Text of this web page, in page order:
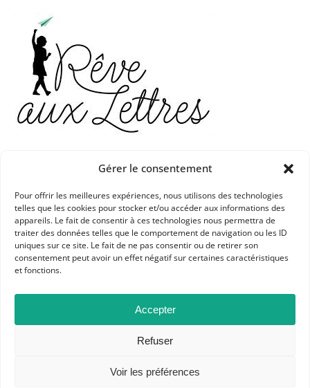
Gérer le consentement
Pour offrir les meilleures expériences, nous utilisons des technologies
telles que les cookies pour stocker et/ou accéder aux informations des
appareils. Le fait de consentir à ces technologies nous permettra de
traiter des données telles que le comportement de navigation ou les ID
uniques sur ce site. Le fait de ne pas consentir ou de retirer son
consentement peut avoir un effet négatif sur certaines caractéristiques
et fonctions.
Accepter
Refuser
Voir les préférences
APHG
Association des professeurs d'histoire et géographie
+ 33 0(1) 42 33 62 37
BP 6541 – 75065 Paris Cedex 02